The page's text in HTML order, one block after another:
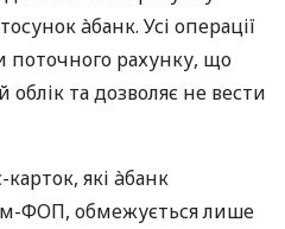
àбанк. Усі операції
поточного рахунку, що
та дозволяє не вести
карток, які àбанк
ФОП, обмежується лише